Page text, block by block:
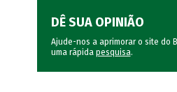
DÊ SUA OPINIÃO
Ajude-nos a aprimorar o site do
uma rápida pesquisa.